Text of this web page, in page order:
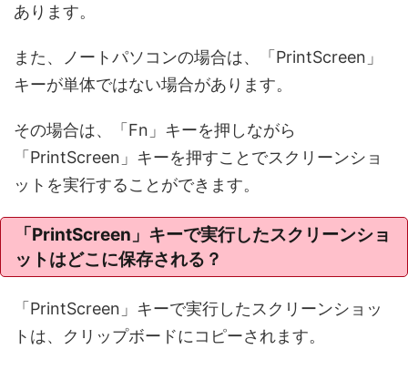
あります。
また、ノートパソコンの場合は、「PrintScreen」
キーが単体ではない場合があります。
その場合は、「Fn」キーを押しながら
「PrintScreen」キーを押すことでスクリーンショ
ットを実行することができます。
「PrintScreen」キーで実行したスクリーンショ
ットはどこに保存される？
「PrintScreen」キーで実行したスクリーンショッ
トは、クリップボードにコピーされます。